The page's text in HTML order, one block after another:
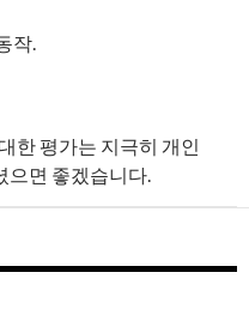
작.
한 평가는 지극히 개인
으면 좋겠습니다.